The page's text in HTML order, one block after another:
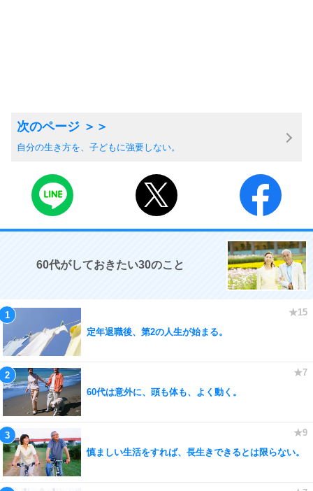
自分の生き方を、子どもに強要しない。
60代がしておきたい30のこと
定年退職後、第2の人生が始まる。
60代は意外に、頭も体も、よく動く。
慎ましい生活をすれば、長生きできるとは限らない。